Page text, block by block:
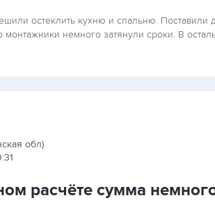
остеклить кухню и спальню. Поставили
монтажники немного затянули сроки. В
обл)
расчёте сумма